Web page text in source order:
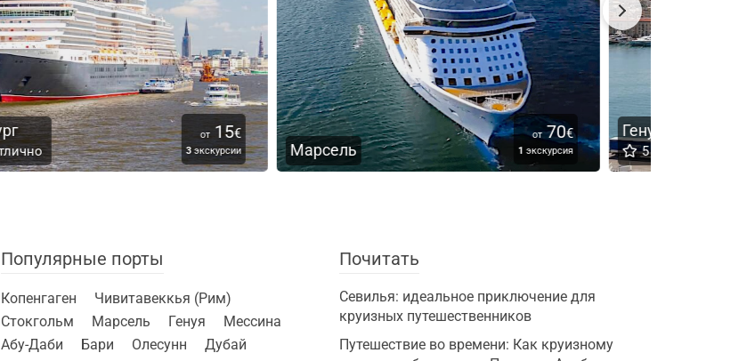
Марсель
от70€
1экскурсия
Генуя
5 Отлично
от27€
экскурсий
Популярные порты
Копенгаген
Чивитавеккья (Рим)
Стокгольм
Марсель Генуя
Мессина
Абу-Даби
Бари Олесунн
Дубай
Почитать
Севилья: идеальное приключение для
круизных путешественников
Путешествие во времени: Как круизному